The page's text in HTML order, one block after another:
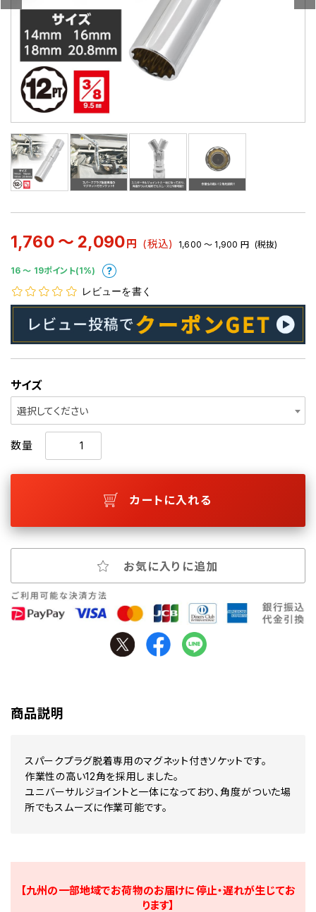
1,760 ～ 2,090 円 (税込) 1,600 ～ 1,900 円 (税抜)
16 〜 19ポイント(1%)
レビューを書く
サイズ
選択してください
数量
カートに入れる
お気に入りに追加
商品説明
スパークプラグ脱着専用のマグネット付きソケットです。
作業性の高い12角を採用しました。
ユニバーサルジョイントと一体になっており、角度がついた場
所でもスムーズに作業可能です。
【九州の一部地域でお荷物のお届けに停止・遅れが生じてお
ります】